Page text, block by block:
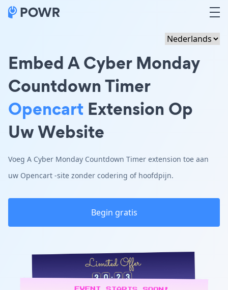
Embed A Cyber Monday
Countdown Timer
Opencart Extension Op
Uw Website
Voeg A Cyber Monday Countdown Timer extension toe aan
uw Opencart -site zonder codering of hoofdpijn.
Begin gratis